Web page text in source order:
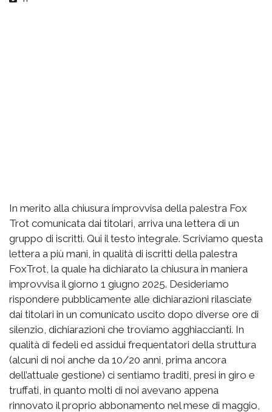
In merito alla chiusura improvvisa della palestra Fox
Trot comunicata dai titolari, arriva una lettera di un
gruppo di iscritti. Qui il testo integrale. Scriviamo questa
lettera a più mani, in qualità di iscritti della palestra
FoxTrot, la quale ha dichiarato la chiusura in maniera
improvvisa il giorno 1 giugno 2025. Desideriamo
rispondere pubblicamente alle dichiarazioni rilasciate
dai titolari in un comunicato uscito dopo diverse ore di
silenzio, dichiarazioni che troviamo agghiaccianti. In
qualità di fedeli ed assidui frequentatori della struttura
(alcuni di noi anche da 10/20 anni, prima ancora
dell’attuale gestione) ci sentiamo traditi, presi in giro e
truffati, in quanto molti di noi avevano appena
rinnovato il proprio abbonamento nel mese di maggio,